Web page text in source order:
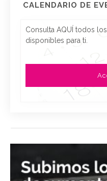
CALENDARIO DE
Consulta AQUÍ todos
disponibles para ti.